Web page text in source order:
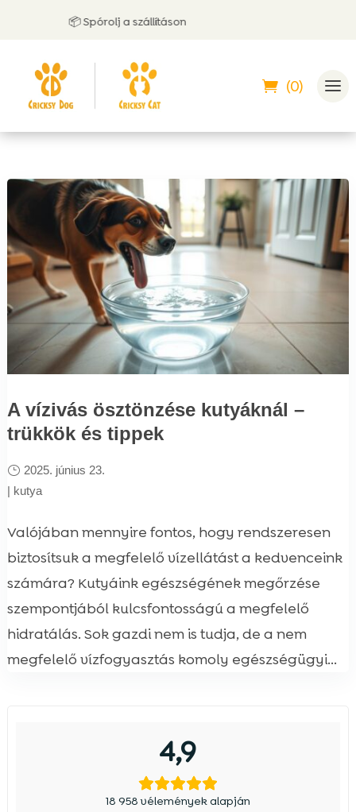
📦 Spórolj a szállításon
(0)
A vízivás ösztönzése kutyáknál –
trükkök és tippek
2025. június 23.
| kutya
Valójában mennyire fontos, hogy rendszeresen
biztosítsuk a megfelelő vízellátást a kedvenceink
számára? Kutyáink egészségének megőrzése
szempontjából kulcsfontosságú a megfelelő
hidratálás. Sok gazdi nem is tudja, de a nem
megfelelő vízfogyasztás komoly egészségügyi...
4,9
18 958 vélemények alapján